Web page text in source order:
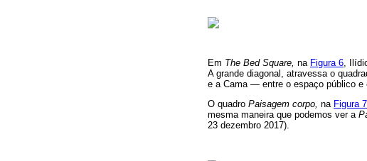
Em The Bed Square, na Figura 6,
A grande diagonal, atravessa o
e a Cama — entre o espaço público e
O quadro Paisagem corpo, na Figura 7
mesma maneira que podemos ver a
23 dezembro 2017).